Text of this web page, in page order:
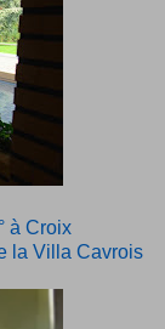
à Croix
la Villa Cavrois